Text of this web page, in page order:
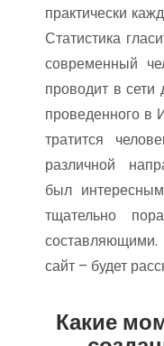
практически
Статистика
современный
проводит в
проведенного в
тратится
различной
был
тщательно
сайт – будет
Какие